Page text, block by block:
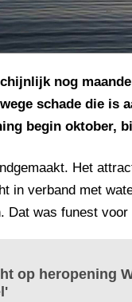
nog
schade die is
begin oktober,
Het
in verband met
Dat was funest voor
op heropening